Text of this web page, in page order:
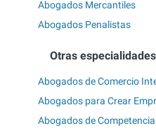
Abogados Mercantiles
Abogados Penalistas
Otras
Abogados de Comercio
Abogados para Crear
Abogados de Competencia